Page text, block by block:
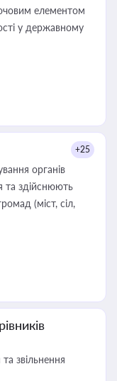
елементом
у державному
+25
органів
та здійснюють
(міст, сіл,
звільнення